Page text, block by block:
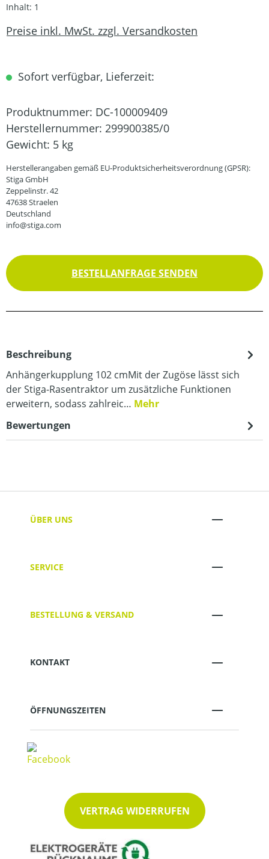
Inhalt: 1
Preise inkl. MwSt. zzgl. Versandkosten
Sofort verfügbar, Lieferzeit:
Produktnummer: DC-100009409
Herstellernummer: 299900385/0
Gewicht: 5 kg
Herstellerangaben gemäß EU-Produktsicherheitsverordnung (GPSR):
Stiga GmbH
Zeppelinstr. 42
47638 Straelen
Deutschland
info@stiga.com
BESTELLANFRAGE SENDEN
Beschreibung
Anhängerkupplung 102 cmMit der Zugöse lässt sich
der Stiga-Rasentraktor um zusätzliche Funktionen
erweitern, sodass zahlreic… Mehr
Bewertungen
ÜBER UNS
SERVICE
BESTELLUNG & VERSAND
KONTAKT
ÖFFNUNGSZEITEN
VERTRAG WIDERRUFEN